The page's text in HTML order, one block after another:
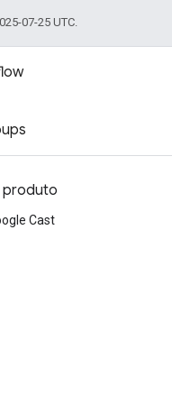
07-25 UTC.
produto
Cast